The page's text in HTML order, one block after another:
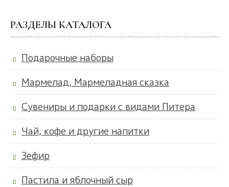
РАЗДЕЛЫ КАТАЛОГА
Подарочные наборы
Мармелад, Мармеладная сказка
Сувениры и подарки с видами Питера
Чай, кофе и другие напитки
Зефир
Пастила и яблочный сыр